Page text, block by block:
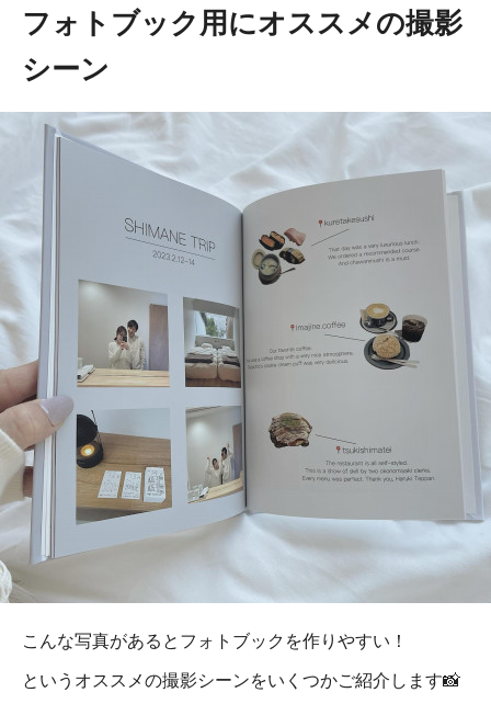
フォトブック用にオススメの撮影
シーン
こんな写真があるとフォトブックを作りやすい！
というオススメの撮影シーンをいくつかご紹介します📸